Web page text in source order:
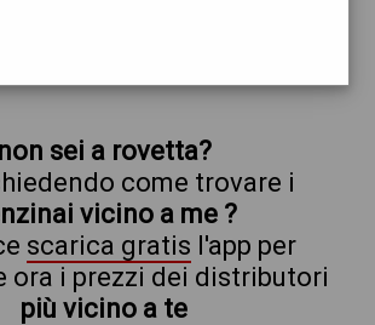
non sei a rovetta?
come trovare i
vicino a me ?
scarica gratis l'app per
ora i prezzi dei distributori
più vicino a te